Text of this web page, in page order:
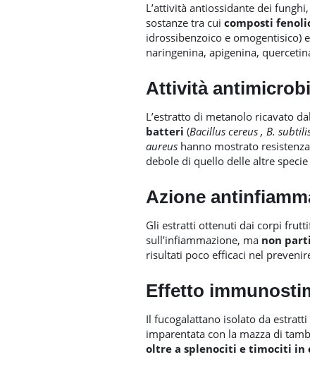
L’attività antiossidante dei
sostanze tra cui composti
idrossibenzoico e omogentisico) e
naringenina, apigenina,
Attività
L’estratto di metanolo ricavato
batteri (Bacillus cereus , B.
aureus hanno mostrato
debole di quello delle altre
Azione
Gli estratti ottenuti dai corpi
sull’infiammazione, ma non
risultati poco efficaci nel
Effetto
Il fucogalattano isolato da
imparentata con la mazza di
oltre a splenociti e timociti